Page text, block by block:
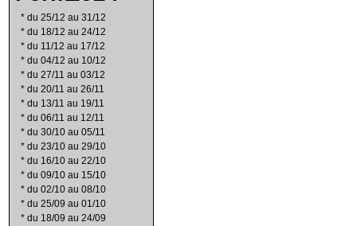
* du 25/12 au 31/12
* du 18/12 au 24/12
* du 11/12 au 17/12
* du 04/12 au 10/12
* du 27/11 au 03/12
* du 20/11 au 26/11
* du 13/11 au 19/11
* du 06/11 au 12/11
* du 30/10 au 05/11
* du 23/10 au 29/10
* du 16/10 au 22/10
* du 09/10 au 15/10
* du 02/10 au 08/10
* du 25/09 au 01/10
* du 18/09 au 24/09